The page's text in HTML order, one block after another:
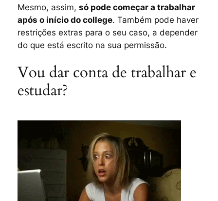
Mesmo, assim, só pode começar a trabalhar
após o início do college. Também pode haver
restrições extras para o seu caso, a depender
do que está escrito na sua permissão.
Vou dar conta de trabalhar e
estudar?